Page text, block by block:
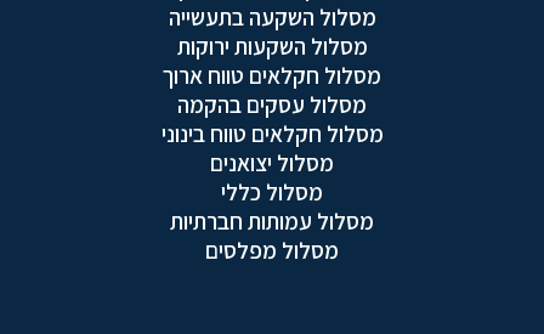
מסלול השקעה בתעשייה
מסלול השקעות ירוקות
מסלול חקלאים טווח ארוך
מסלול עסקים בהקמה
מסלול חקלאים טווח בינוני
מסלול יצואנים
מסלול כללי
מסלול עמותות חברתיות
מסלול מפלסים